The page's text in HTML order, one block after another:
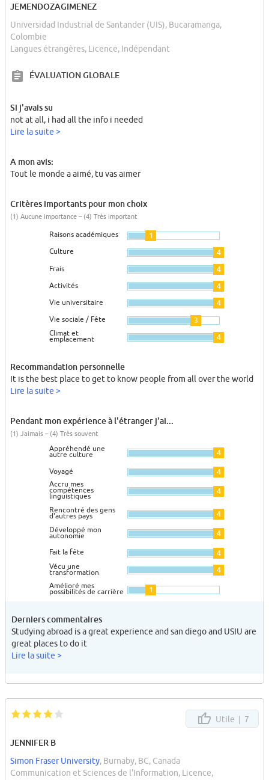
JEMENDOZAGIMENEZ
Universidad Industrial de Santander (UIS), Bucaramanga,
Colombie
Langues étrangères, Licence, Indépendant
ÉVALUATION GLOBALE
Si j'avais su
not at all, i had all the info i needed
Lire la suite >
A mon avis:
Tout le monde a aimé, tu vas aimer
Critères importants pour mon choix
(1) Aucune importance – (4) Très important
Raisons académiques 1
Culture 4
Frais 4
Activités 4
Vie universitaire 4
Vie sociale / Fête 3
Climat et
emplacement 4
Recommandation personnelle
It is the best place to get to know people from all over the world
Lire la suite >
Pendant mon expérience à l'étranger j'ai...
(1) Jaimais – (4) Très souvent
Appréhendé une
autre culture 4
Voyagé 4
Accru mes
compétences
linguistiques
4
Rencontré des gens
d'autres pays 4
Développé mon
autonomie 4
Fait la fête 4
Vécu une
transformation 4
Amélioré mes
possibilités de carrière 1
Derniers commentaires
Studying abroad is a great experience and san diego and USIU are
great places to do it
Lire la suite >
Utile | 7
JENNIFER B
Simon Fraser University, Burnaby, BC, Canada
Communication et Sciences de l'Information, Licence,